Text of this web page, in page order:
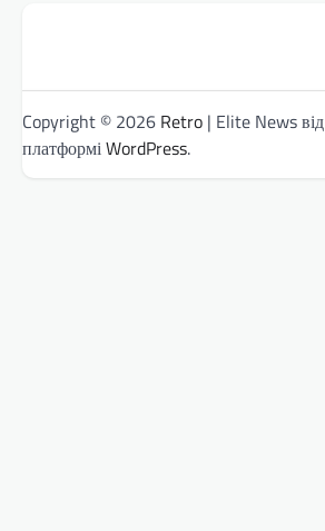
Copyright © 2026 Retro | Elite News від
платформіWordPress.